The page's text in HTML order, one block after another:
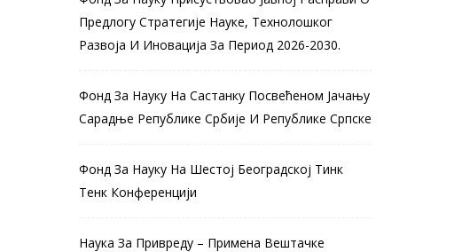
Предлогу Стратегије Науке, Технолошког
Развоја И Иновација За Период 2026-2030.
Фонд За Науку На Састанку Посвећеном Јачању
Сарадње Републике Србије И Републике Српске
Фонд За Науку На Шестој Београдској Тинк
Тенк Конференцији
Наука За Привреду – Примена Вештачке